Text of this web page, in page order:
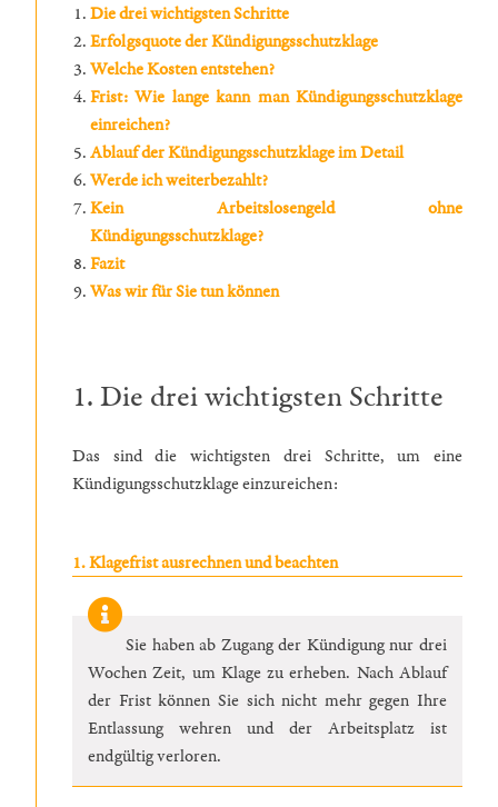
Die drei wichtigsten Schritte
Erfolgsquote der Kündigungsschutzklage
Welche Kosten entstehen?
Frist: Wie lange kann man Kündigungsschutzklage
einreichen?
Ablauf der Kündigungsschutzklage im Detail
Werde ich weiterbezahlt?
Kein Arbeitslosengeld ohne
Kündigungsschutzklage?
Fazit
Was wir für Sie tun können
1. Die drei wichtigsten Schritte
Das sind die wichtigsten drei Schritte, um eine
Kündigungsschutzklage einzureichen:
1. Klagefrist ausrechnen und beachten
Sie haben ab Zugang der Kündigung nur drei
Wochen Zeit, um Klage zu erheben. Nach Ablauf
der Frist können Sie sich nicht mehr gegen Ihre
Entlassung wehren und der Arbeitsplatz ist
endgültig verloren.